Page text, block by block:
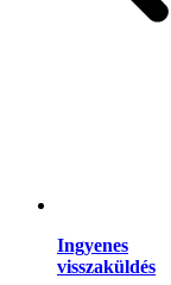
Ingyenes
visszaküldés